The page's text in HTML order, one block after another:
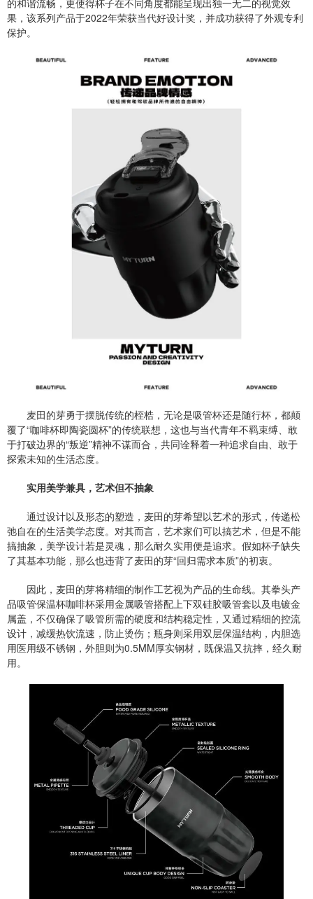
的和谐流畅，更使得杯子在不同角度都能呈现出独一无二的视觉效
果，该系列产品于2022年荣获当代好设计奖，并成功获得了外观专利
保护。
麦田的芽勇于摆脱传统的桎梏，无论是吸管杯还是随行杯，都颠
覆了“咖啡杯即陶瓷圆杯”的传统联想，这也与当代青年不羁束缚、敢
于打破边界的“叛逆”精神不谋而合，共同诠释着一种追求自由、敢于
探索未知的生活态度。
实用美学兼具，艺术但不抽象
通过设计以及形态的塑造，麦田的芽希望以艺术的形式，传递松
弛自在的生活美学态度。对其而言，艺术家们可以搞艺术，但是不能
搞抽象，美学设计若是灵魂，那么耐久实用便是追求。假如杯子缺失
了其基本功能，那么也违背了麦田的芽“回归需求本质”的初衷。
因此，麦田的芽将精细的制作工艺视为产品的生命线。其拳头产
品吸管保温杯咖啡杯采用金属吸管搭配上下双硅胶吸管套以及电镀金
属盖，不仅确保了吸管所需的硬度和结构稳定性，又通过精细的控流
设计，减缓热饮流速，防止烫伤；瓶身则采用双层保温结构，内胆选
用医用级不锈钢，外胆则为0.5MM厚实钢材，既保温又抗摔，经久耐
用。